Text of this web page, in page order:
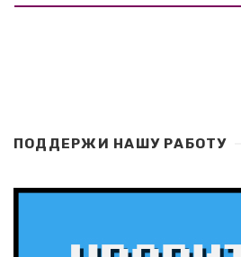
ПОДДЕРЖИ НАШУ РАБОТУ